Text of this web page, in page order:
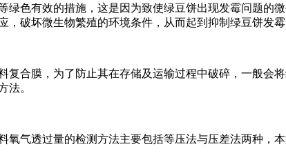
绿色有效的措施，这是因为致使绿豆饼出现发霉问题的
，破坏微生物繁殖的环境条件，从而起到抑制绿豆饼发
复合膜，为了防止其在存储及运输过程中破碎，一般
法。
氧气透过量的检测方法主要包括等压法与压差法两种，